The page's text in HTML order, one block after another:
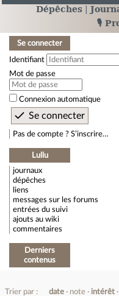
Dépêches
🎙️
Se connecter
Identifiant
Mot de passe
Connexion automatique
Pas de compte ? S’inscrire…
Lullu
journaux
dépêches
liens
messages sur les forums
entrées du suivi
ajouts au wiki
commentaires
Derniers
contenus
Trier par : date note intérêt